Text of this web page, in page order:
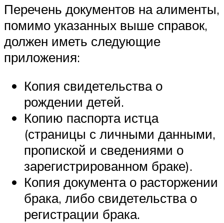
Перечень документов на алименты,
помимо указанных выше справок,
должен иметь следующие
приложения:
Копия свидетельства о
рождении детей.
Копию паспорта истца
(страницы с личными данными,
пропиской и сведениями о
зарегистрированном браке).
Копия документа о расторжении
брака, либо свидетельства о
регистрации брака.